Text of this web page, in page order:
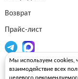
Возврат
Прайс-лист
Огнетушители
Мы используем cookies,
взаимодействие всех